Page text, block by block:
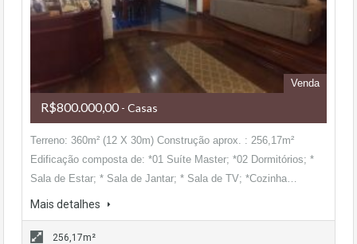
Venda
R$800.000,00 - Casas
Terreno: 360m² (12 X 30m) Construção aprox. : 256,17m²
Edificação composta de: *01 Suíte Master; *02 Dormitórios; *
Sala de Estar; * Sala de Jantar; * Sala de TV; *Cozinha…
Mais detalhes
256,17m²